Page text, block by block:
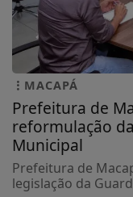
MACAPÁ
Prefeitura de
reformulação
Municipal
Prefeitura de
legislação da